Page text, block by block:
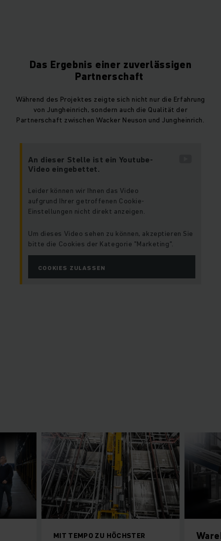
Das Ergebnis einer zuverlässigen
Partnerschaft
Während des Projektes zeigte sich nicht nur die Erfahrung
von Jungheinrich, sondern auch die Qualität der
Partnerschaft zwischen Wacker Neuson und Jungheinrich.
An dieser Stelle ist ein Youtube-
Video eingebettet.
Leider können wir Ihnen das Video
aufgrund Ihrer getroffenen Cookie-
Einstellungen nicht direkt anzeigen.
Um dieses Video sehen zu können, akzeptieren Sie
bitte die Cookies der Kategorie "Marketing".
COOKIES ZULASSEN
MIT TEMPO ZU HÖCHSTER